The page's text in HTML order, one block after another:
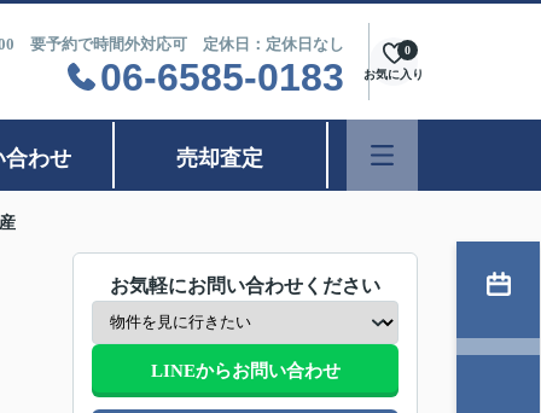
要予約で時間外対応可 定休日：定休日なし
06-6585-0183 お気に入り
0
合わせ 売却査定
お気軽にお問い合わせください
LINEからお問い合わせ